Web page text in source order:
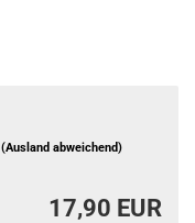
(Ausland abweichend)
17,90 EUR